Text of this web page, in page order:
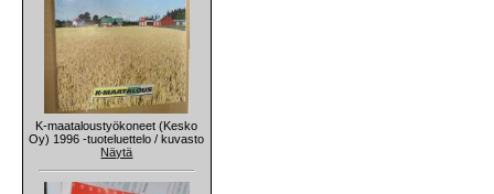
K-maataloustyökoneet (Kesko
Oy) 1996 -tuoteluettelo / kuvasto
Näytä